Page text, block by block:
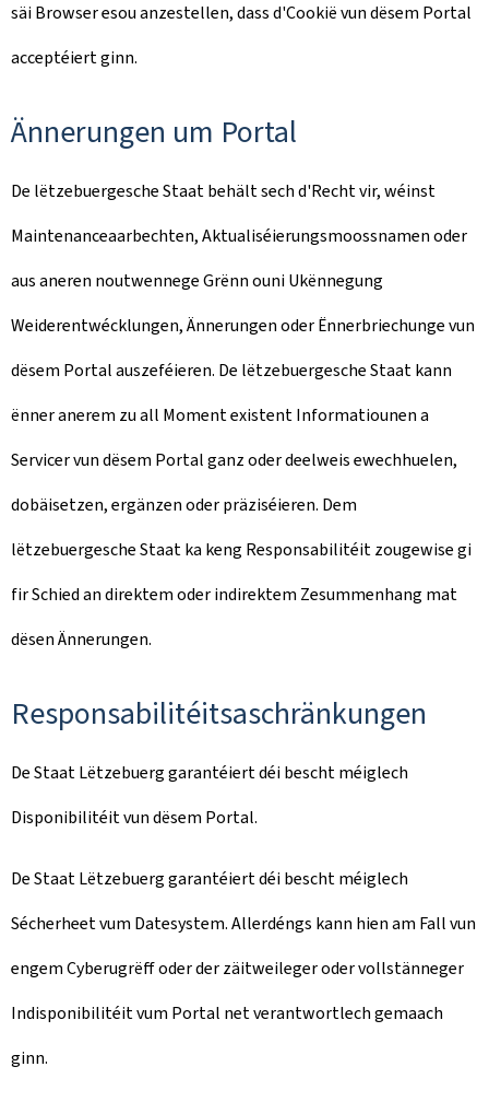
säi Browser esou anzestellen, dass d'Cookië vun dësem Portal
acceptéiert ginn.
Ännerungen um Portal
De lëtzebuergesche Staat behält sech d'Recht vir, wéinst
Maintenanceaarbechten, Aktualiséierungsmoossnamen oder
aus aneren noutwennege Grënn ouni Ukënnegung
Weiderentwécklungen, Ännerungen oder Ënnerbriechunge vun
dësem Portal auszeféieren. De lëtzebuergesche Staat kann
ënner anerem zu all Moment existent Informatiounen a
Servicer vun dësem Portal ganz oder deelweis ewechhuelen,
dobäisetzen, ergänzen oder präziséieren. Dem
lëtzebuergesche Staat ka keng Responsabilitéit zougewise gi
fir Schied an direktem oder indirektem Zesummenhang mat
dësen Ännerungen.
Responsabilitéitsaschränkungen
De Staat Lëtzebuerg garantéiert déi bescht méiglech
Disponibilitéit vun dësem Portal.
De Staat Lëtzebuerg garantéiert déi bescht méiglech
Sécherheet vum Datesystem. Allerdéngs kann hien am Fall vun
engem Cyberugrëff oder der zäitweileger oder vollstänneger
Indisponibilitéit vum Portal net verantwortlech gemaach
ginn.